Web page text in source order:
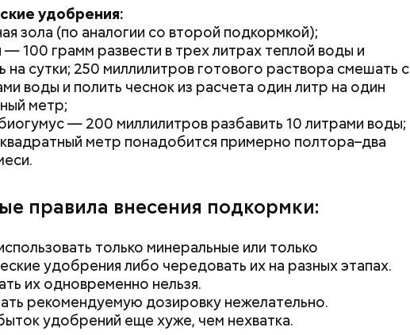
удобрения:
зола (по аналогии со второй подкормкой);
100 грамм развести в трех литрах теплой воды и
на сутки; 250 миллилитров готового раствора смешать с
воды и полить чеснок из расчета один литр на один
метр;
— 200 миллилитров разбавить 10 литрами воды;
метр понадобится примерно полтора–два
правила внесения подкормки:
только минеральные или только
удобрения либо чередовать их на разных этапах.
их одновременно нельзя.
рекомендуемую дозировку нежелательно.
удобрений еще хуже, чем нехватка.
К ним добавляются зелень петрушки, чеснок, соль и
Получается очень вкусно, — поделился рецептом
первую очередь ее стоит есть с осторожностью людям: